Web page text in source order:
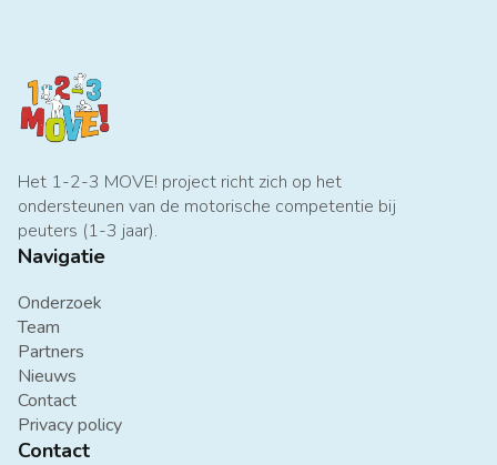
Het 1-2-3 MOVE! project richt zich op het
ondersteunen van de motorische competentie bij
peuters (1-3 jaar).
Navigatie
Onderzoek
Team
Partners
Nieuws
Contact
Privacy policy
Contact